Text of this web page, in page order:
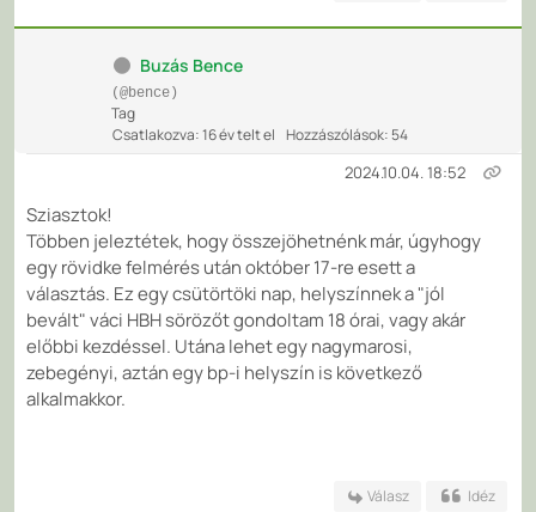
Buzás Bence
(@bence)
Tag
Csatlakozva: 16 év telt el Hozzászólások: 54
2024.10.04. 18:52
Sziasztok!
Többen jeleztétek, hogy összejöhetnénk már, úgyhogy
egy rövidke felmérés után október 17-re esett a
választás. Ez egy csütörtöki nap, helyszínnek a "jól
bevált" váci HBH sörözőt gondoltam 18 órai, vagy akár
előbbi kezdéssel. Utána lehet egy nagymarosi,
zebegényi, aztán egy bp-i helyszín is következő
alkalmakkor.
Válasz Idéz